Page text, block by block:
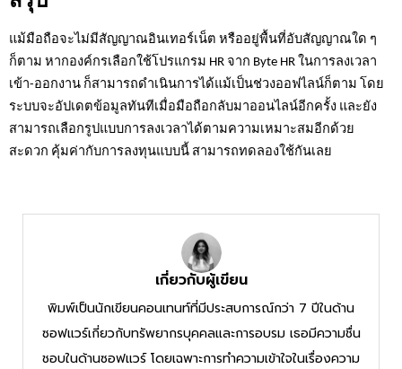
แม้มือถือจะไม่มีสัญญาณอินเทอร์เน็ต หรืออยู่พื้นที่อับสัญญาณใด ๆ
ก็ตาม หากองค์กรเลือกใช้โปรแกรม HR จาก Byte HR ในการลงเวลา
เข้า-ออกงาน ก็สามารถดำเนินการได้แม้เป็นช่วงออฟไลน์ก็ตาม โดย
ระบบจะอัปเดตข้อมูลทันทีเมื่อมือถือกลับมาออนไลน์อีกครั้ง และยัง
สามารถเลือกรูปแบบการลงเวลาได้ตามความเหมาะสมอีกด้วย
สะดวก คุ้มค่ากับการลงทุนแบบนี้ สามารถทดลองใช้กันเลย
เกี่ยวกับผู้เขียน
พิมพ์เป็นนักเขียนคอนเทนท์ที่มีประสบการณ์กว่า 7 ปีในด้าน
ซอฟแวร์เกี่ยวกับทรัพยากรบุคคลและการอบรม เธอมีความชื่น
ชอบในด้านซอฟแวร์ โดยเฉพาะการทำความเข้าใจในเรื่องความ